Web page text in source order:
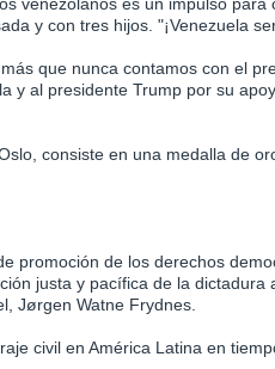
y con tres hijos. "¡Venezuela
que nunca contamos con el
y al presidente Trump por su
consiste en una medalla de
promoción de los derechos
justa y pacífica de la dictadura
Jørgen Watne Frydnes.
civil en América Latina en